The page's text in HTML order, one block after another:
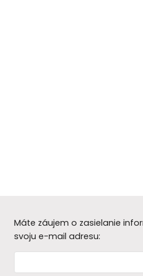
Máte záujem o zasielanie
svoju e-mail adresu: